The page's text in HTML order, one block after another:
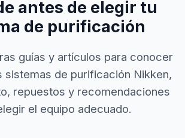
antes de elegir tu
de purificación
guías y artículos para conocer
sistemas de purificación Nikken,
repuestos y recomendaciones
el equipo adecuado.